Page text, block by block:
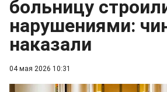
04 мая 2026 10:31
больницу
нарушениями:
наказали